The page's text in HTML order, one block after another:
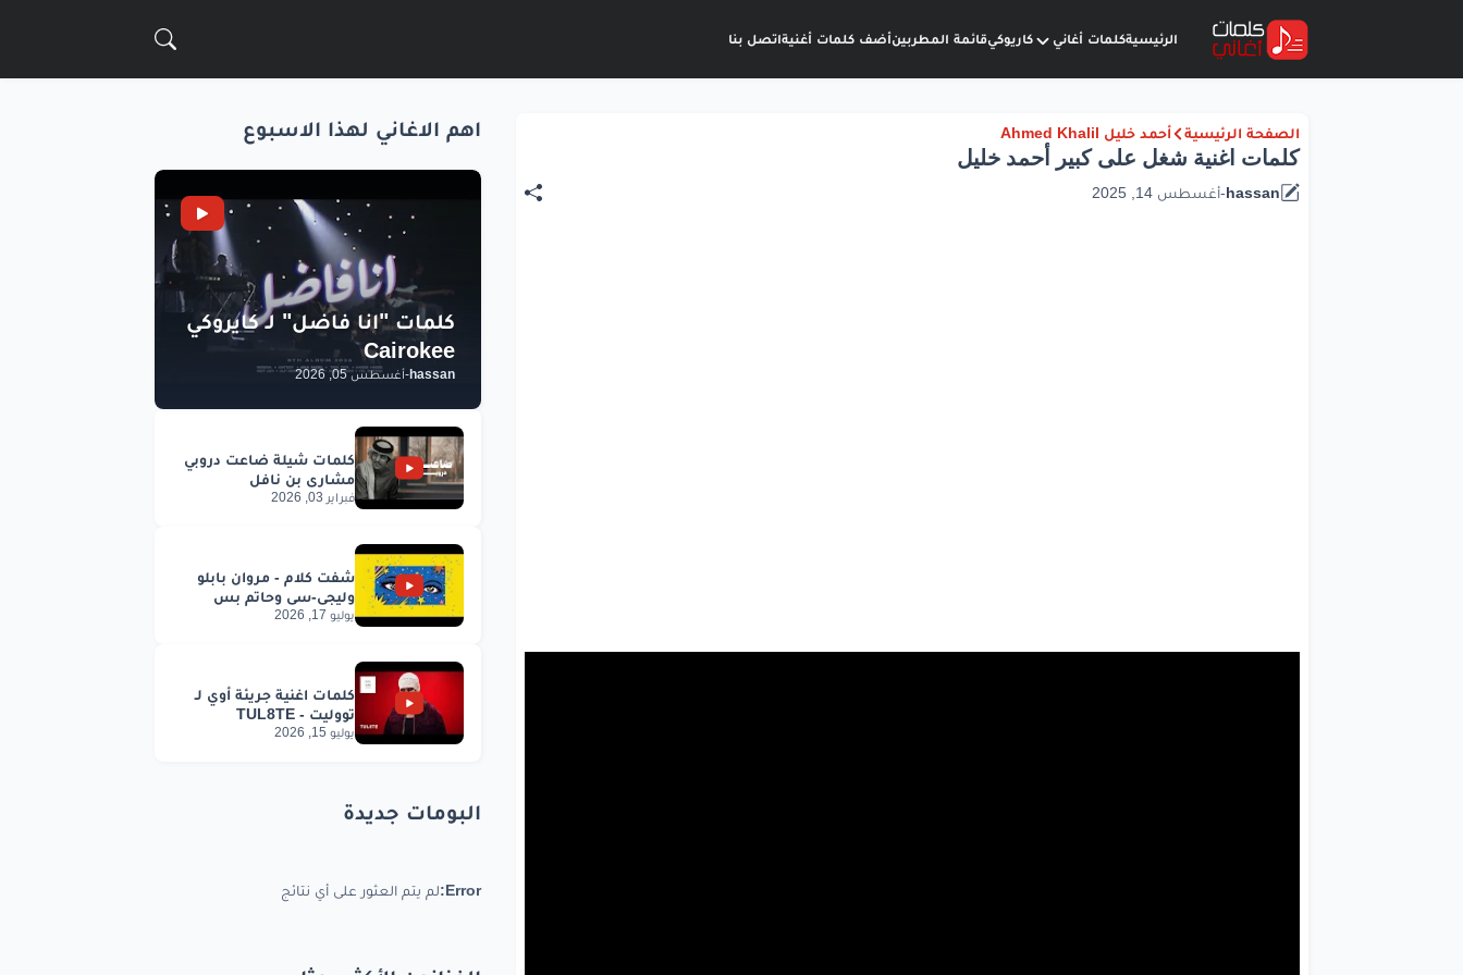
الرئيسيةكلمات أغاني كاريوكيقائمة المطربينأضف كلمات أغنيةاتصل بنا
الصفحة الرئيسية أحمد خليل Ahmed Khalil
كلمات اغنية شغل على كبير أحمد خليل
hassan
-أغسطس 14, 2025
اهم الاغاني لهذا الاسبوع
hassan
-أغسطس 05, 2026
فبراير 03, 2026
يوليو 17, 2026
يوليو 15, 2026
البومات جديدة
Error: لم يتم العثور على أي نتائج